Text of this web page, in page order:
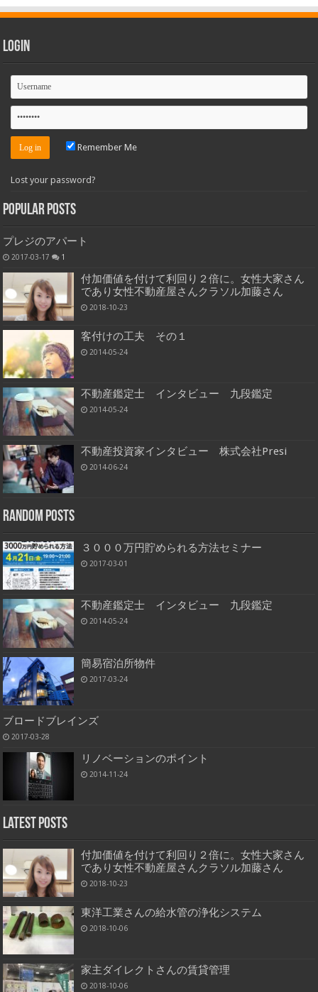
Login
Remember Me
Lost your password?
Popular Posts
プレジのアパート
2017-03-17 1
付加価値を付けて利回り２倍に。女性大家さん
であり女性不動産屋さんクラソル加藤さん
2018-10-23
客付けの工夫 その１
2014-05-24
不動産鑑定士 インタビュー 九段鑑定
2014-05-24
不動産投資家インタビュー 株式会社Presi
2014-06-24
Random Posts
３０００万円貯められる方法セミナー
2017-03-01
不動産鑑定士 インタビュー 九段鑑定
2014-05-24
簡易宿泊所物件
2017-03-24
ブロードブレインズ
2017-03-28
リノベーションのポイント
2014-11-24
Latest Posts
付加価値を付けて利回り２倍に。女性大家さん
であり女性不動産屋さんクラソル加藤さん
2018-10-23
東洋工業さんの給水管の浄化システム
2018-10-06
家主ダイレクトさんの賃貸管理
2018-10-06